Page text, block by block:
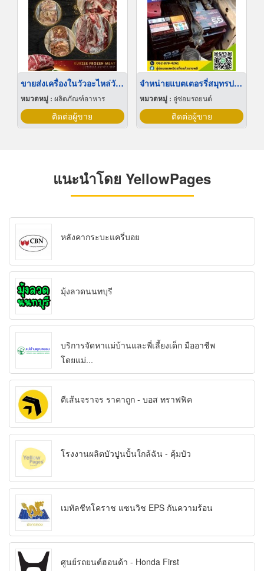
ขายส่งเครื่องในวัวอะไหล่วัวสดและแช่แข็ง
หมวดหมู่ : ผลิตภัณฑ์อาหาร
ติดต่อผู้ขาย
จำหน่ายแบตเตอรรี่สมุทรปราการ
หมวดหมู่ : อู่ซ่อมรถยนต์
ติดต่อผู้ขาย
แนะนำโดย YellowPages
หลังคากระบะแครี่บอย
มุ้งลวดนนทบุรี
บริการจัดหาแม่บ้านและพี่เลี้ยงเด็ก มืออาชีพ
โดยแม่...
ตีเส้นจราจร ราคาถูก - บอส ทราฟฟิค
โรงงานผลิตบัวปูนปั้นใกล้ฉัน - คุ้มบัว
เมทัลชีทโคราช แซนวิช EPS กันความร้อน
ศูนย์รถยนต์ฮอนด้า - Honda First